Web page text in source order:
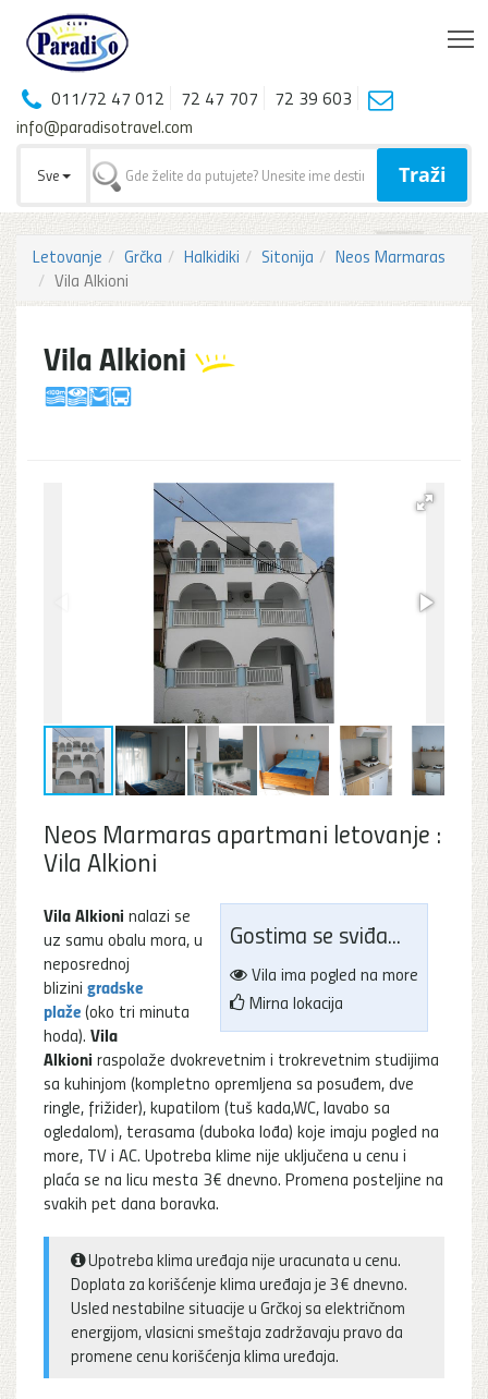
011/72 47 012 72 47 707
72 39 603
info@paradisotravel.com
Sve Traži
Letovanje Grčka Halkidiki Sitonija
Neos Marmaras
Vila Alkioni
Vila Alkioni
Neos Marmaras apartmani letovanje :
Vila Alkioni
Gostima se sviđa...
Vila ima pogled na more
Mirna lokacija
Vila Alkioni nalazi se
uz samu obalu mora, u
neposrednoj
blizini gradske
plaže(oko tri minuta
hoda). Vila
Alkioni raspolaže dvokrevetnim i trokrevetnim studijima
sa kuhinjom (kompletno opremljena sa posuđem, dve
ringle, frižider), kupatilom (tuš kada,WC, lavabo sa
ogledalom), terasama (duboka lođa) koje imaju pogled na
more, TV i AC. Upotreba klime nije uključena u cenu i
plaća se na licu mesta 3€ dnevno. Promena posteljine na
svakih pet dana boravka.
Upotreba klima uređaja nije uracunata u cenu.
Doplata za korišćenje klima uređaja je 3€ dnevno.
Usled nestabilne situacije u Grčkoj sa električnom
energijom, vlasicni smeštaja zadržavaju pravo da
promene cenu korišćenja klima uređaja.